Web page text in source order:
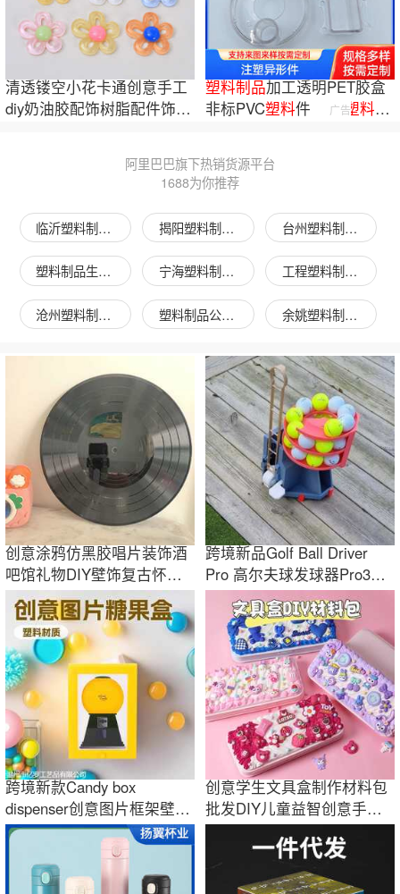
清透镂空小花卡通创意手工
diy奶油胶配饰树脂配件饰品
塑料制品加工透明PET胶盒
非标PVC塑料件 ABS塑料外
广告
阿里巴巴旗下热销货源平台
1688为你推荐
临沂塑料制品图片 揭阳塑料制品图片 台州塑料制品图片
塑料制品生产图片 宁海塑料制品图片 工程塑料制品图片
沧州塑料制品图片 塑料制品公司图片 余姚塑料制品图片
创意涂鸦仿黑胶唱片装饰酒
吧馆礼物DIY壁饰复古怀旧
墙老唱片礼品
跨境新品Golf Ball Driver
Pro 高尔夫球发球器Pro3D
打印创意礼物
跨境新款Candy box
dispenser创意图片框架壁挂
式糖果分配器相框
创意学生文具盒制作材料包
批发DIY儿童益智创意手工
奶油胶文具盒